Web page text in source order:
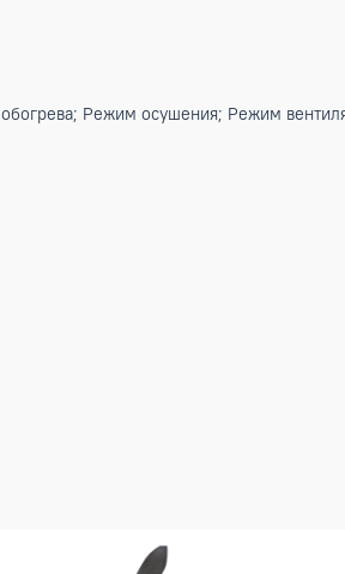
обогрева; Режим осушения;